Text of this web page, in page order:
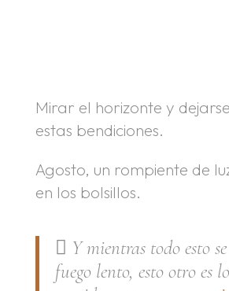
Mirar el horizonte y
estas bendiciones.
Agosto, un rompiente de
en los bolsillos.
 Y mientras todo esto
fuego lento, esto otro es